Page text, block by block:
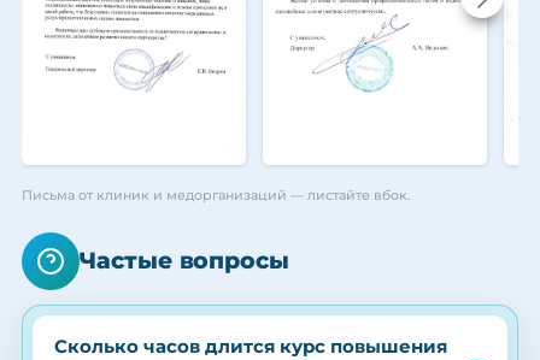
Письма от клиник и медорганизаций — листайте вбок.
Частые вопросы
Сколько часов длится курс повышения